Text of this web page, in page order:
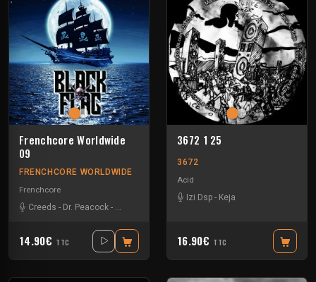
Frenchcore Worldwide
09
FRENCHCORE WORLDWIDE
Frenchcore
Creeds - Dr. Peacock - JKLL
14.90€ TTC
3672 1 25
3672
Acid
Izi Dsp - Keja
16.90€ TTC